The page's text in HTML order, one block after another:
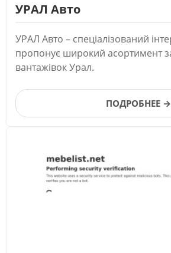
УРАЛ Авто
УРАЛ Авто – спеціалізований
пропонує широкий асортимент
вантажівок Урал.
ПОДРОБНЕЕ →